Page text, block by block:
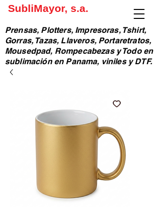
SubliMayor, s.a.
Prensas, Plotters, Impresoras, Tshirt,
Gorras, Tazas, Llaveros, Portaretratos,
Mousedpad, Rompecabezas y Todo en
sublimación en Panama, viniles y DTF.